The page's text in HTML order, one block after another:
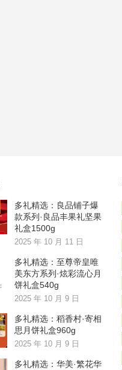
多礼精选：良品铺子爆
款系列·良品丰果礼坚果
礼盒1500g
2025 年 10 月 11 日
多礼精选：至尊帝皇唯
美东方系列·炫彩流心月
饼礼盒540g
2025 年 10 月 9 日
多礼精选：稻香村·寄相
思月饼礼盒960g
2025 年 10 月 9 日
多礼精选：华美·繁花华